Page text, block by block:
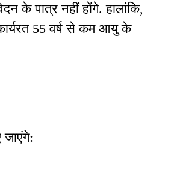
के पात्र नहीं होंगे. हालांकि,
55 वर्ष से कम आयु के
जाएंगे: